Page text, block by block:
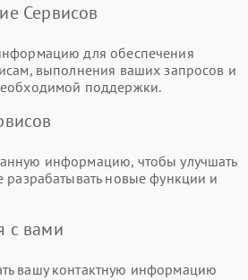
Сервисов
для обеспечения
выполнения ваших запросов и
поддержки.
информацию, чтобы улучшать
новые функции и
с вами
вашу контактную информацию